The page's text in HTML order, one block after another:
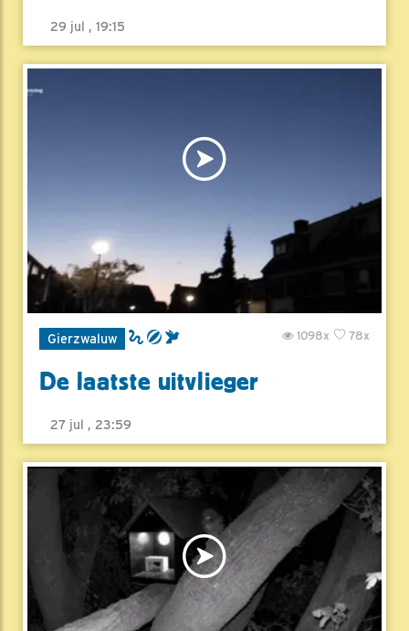
29 jul , 19:15
Gierzwaluw 78x
1098x
De laatste uitvlieger
27 jul , 23:59